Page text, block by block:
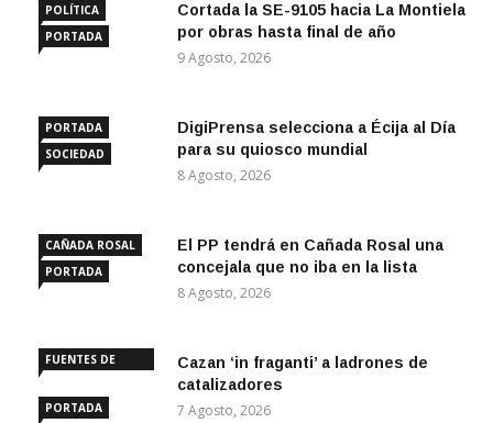
POLÍTICA
PORTADA
Cortada la SE-9105 hacia La Montiela
por obras hasta final de año
9 Agosto, 2026
PORTADA
SOCIEDAD
DigiPrensa selecciona a Écija al Día
para su quiosco mundial
8 Agosto, 2026
CAÑADA ROSAL
PORTADA
El PP tendrá en Cañada Rosal una
concejala que no iba en la lista
8 Agosto, 2026
FUENTES DE
PORTADA
Cazan ‘in fraganti’ a ladrones de
catalizadores
7 Agosto, 2026